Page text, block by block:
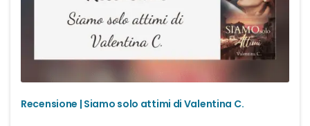
Recensione | Siamo solo attimi di Valentina C.